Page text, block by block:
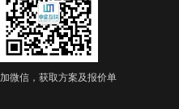
微信，获取方案及报价单